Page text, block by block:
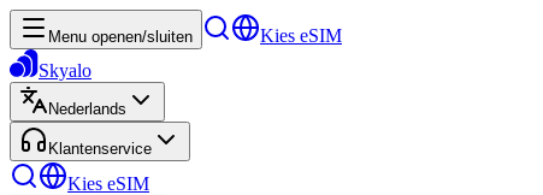
Menu openen/sluiten
Kies eSIM
Skyalo
Nederlands
Klantenservice
Kies eSIM